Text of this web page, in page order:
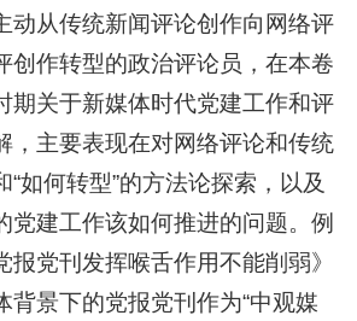
动从传统新闻评论创作向网络评
创作转型的政治评论员，在本卷
期关于新媒体时代党建工作和评
，主要表现在对网络评论和传统
如何转型”的方法论探索，以及
党建工作该如何推进的问题。例
报党刊发挥喉舌作用不能削弱》
背景下的党报党刊作为“中观媒